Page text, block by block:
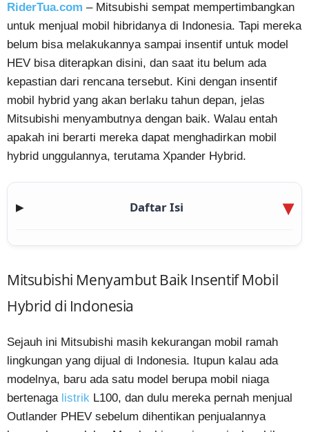
RiderTua.com – Mitsubishi sempat mempertimbangkan
untuk menjual mobil hibridanya di Indonesia. Tapi mereka
belum bisa melakukannya sampai insentif untuk model
HEV bisa diterapkan disini, dan saat itu belum ada
kepastian dari rencana tersebut. Kini dengan insentif
mobil hybrid yang akan berlaku tahun depan, jelas
Mitsubishi menyambutnya dengan baik. Walau entah
apakah ini berarti mereka dapat menghadirkan mobil
hybrid unggulannya, terutama Xpander Hybrid.
▶ Daftar Isi
Mitsubishi Menyambut Baik Insentif Mobil
Hybrid di Indonesia
Sejauh ini Mitsubishi masih kekurangan mobil ramah
lingkungan yang dijual di Indonesia. Itupun kalau ada
modelnya, baru ada satu model berupa mobil niaga
bertenaga listrik L100, dan dulu mereka pernah menjual
Outlander PHEV sebelum dihentikan penjualannya